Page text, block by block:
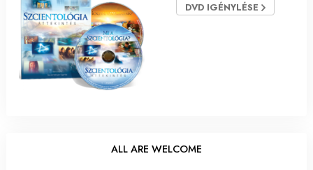
DVD IGÉNYLÉSE
ALL ARE WELCOME